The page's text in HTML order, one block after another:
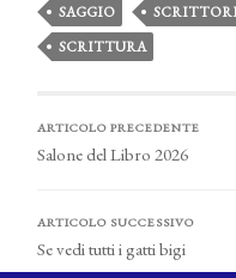
SAGGIO
SCRITTURA
ARTICOLO PRECEDENTE
Salone del Libro 2026
ARTICOLO SUCCESSIVO
Se vedi tutti i gatti bigi